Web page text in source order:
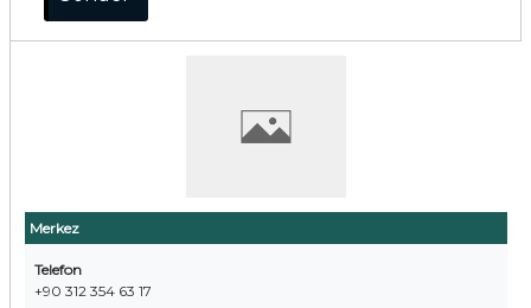
Merkez
Telefon
+90 312 354 63 17